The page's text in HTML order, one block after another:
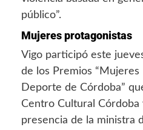
público”.
Mujeres protagonistas
Vigo participó este
de los Premios “Mujeres
Deporte de Córdoba”
Centro Cultural Córdoba
presencia de la ministra